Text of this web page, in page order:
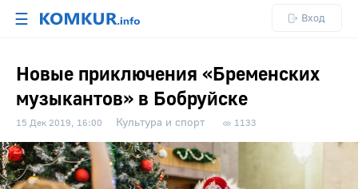
☰ Вход
Новые приключения «Бременских
музыкантов» в Бобруйске
15 Дек 2019, 16:00 Культура и спорт 1133